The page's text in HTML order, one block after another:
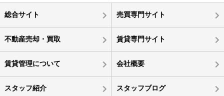
総合サイト 売買専門サイト
不動産売却・買取 賃貸専門サイト
賃貸管理について 会社概要
スタッフ紹介 スタッフブログ